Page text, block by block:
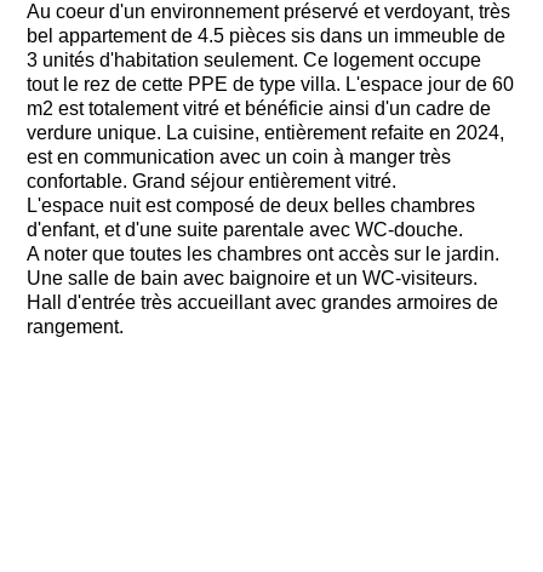
Au coeur d'un environnement préservé et verdoyant, très
bel appartement de 4.5 pièces sis dans un immeuble de
3 unités d'habitation seulement. Ce logement occupe
tout le rez de cette PPE de type villa. L'espace jour de 60
m2 est totalement vitré et bénéficie ainsi d'un cadre de
verdure unique. La cuisine, entièrement refaite en 2024,
est en communication avec un coin à manger très
confortable. Grand séjour entièrement vitré.
L'espace nuit est composé de deux belles chambres
d'enfant, et d'une suite parentale avec WC-douche.
A noter que toutes les chambres ont accès sur le jardin.
Une salle de bain avec baignoire et un WC-visiteurs.
Hall d'entrée très accueillant avec grandes armoires de
rangement.